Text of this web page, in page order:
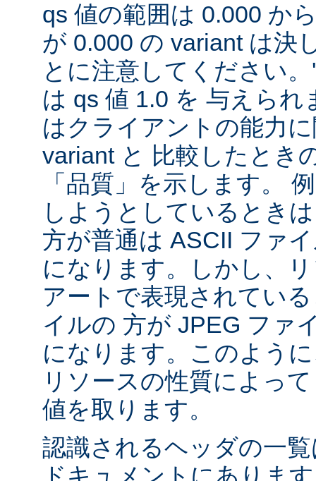
qs 値の範囲は 0.000 か
が 0.000 の variant は決
とに注意してください
は qs 値 1.0 を 与えら
はクライアントの能力
variant と 比較したとき
「品質」を示します。
しようとしているとき
方が普通は ASCII ファ
になります。しかし、
アートで表現されてい
イルの 方が JPEG ファ
になります。このよう
リソースの性質によっ
値を取ります。
認識されるヘッダの一
ドキュメントにありま